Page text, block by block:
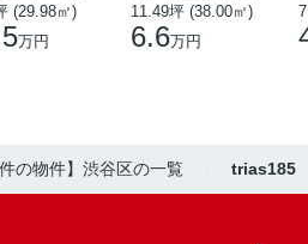
(29.98㎡)
万円
11.49坪 (38.00㎡)
6.6万円
の物件】渋谷区の一覧 trias185